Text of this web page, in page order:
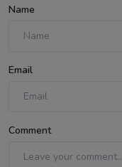
Name
Email
Comment